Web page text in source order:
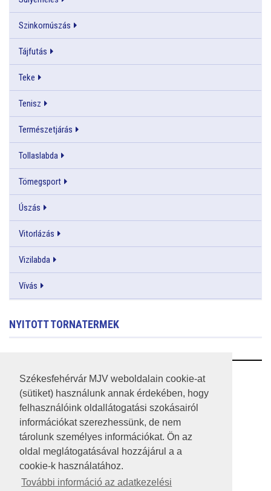
Székesfehérvár MJV weboldalain cookie-at
(sütiket) használunk annak érdekében, hogy
felhasználóink oldallátogatási szokásairól
információkat szerezhessünk, de nem
tárolunk személyes információkat. Ön az
oldal meglátogatásával hozzájárul a a
cookie-k használatához.
További információ az adatkezelési
Szinkornúszás
Tájfutás
Teke
Tenisz
Természetjárás
Tollaslabda
Tömegsport
Úszás
Vitorlázás
Vizilabda
Vívás
NYITOTT TORNATERMEK
RSS
A HONLAP 2017.03.31-I ÁLLAPOTA
JOGI NYILATKOZAT
IMPRESSZUM